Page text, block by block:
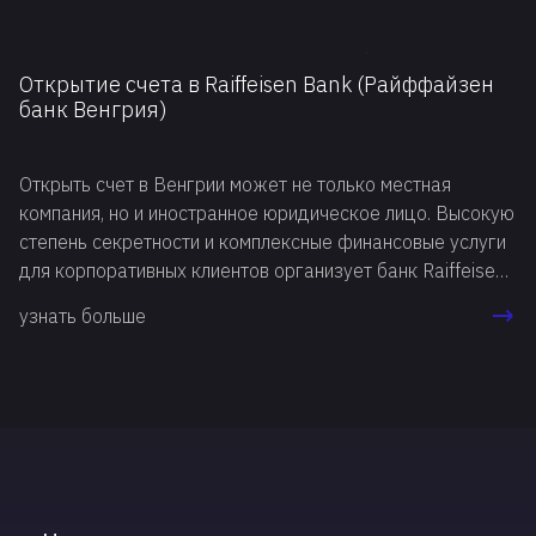
Открытие счета в Raiffeisen Bank (Райффайзен
банк Венгрия)
Открыть счет в Венгрии может не только местная
компания, но и иностранное юридическое лицо. Высокую
степень секретности и комплексные финансовые услуги
для корпоративных клиентов организует банк Raiffeisen.
расчетные и инвестиционные счета, от клиента
узнать больше